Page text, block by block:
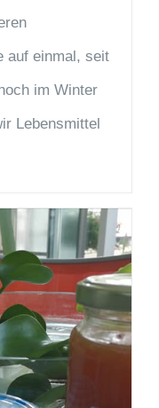
auf einmal, seit
im Winter
Lebensmittel